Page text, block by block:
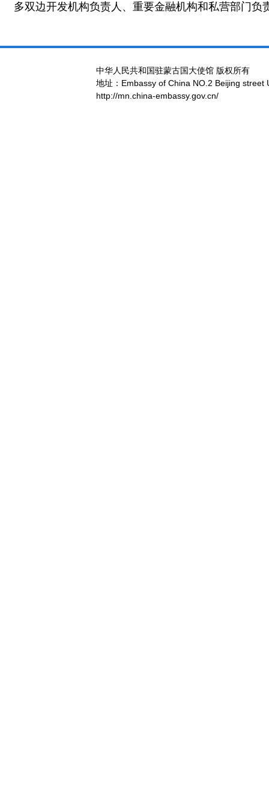
多双边开发机构负责人、重要金融机构和私营部门
中华人民共和国驻蒙古国大使馆 版权所有
地址：Embassy of China NO.2 Beijing street
http://mn.china-embassy.gov.cn/